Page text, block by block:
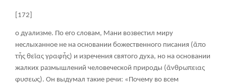
[172]
о дуализме. По его словам, Мани возвестил миру
неслыханное не на основании божественного писания (ἄπο
τἦς θεῖας γραφἦς) и изречения святого духа, но на основании
жалких размышлений человеческой природы (ἄνθρωπειας
φυσεως). Он выдумал такие речи: «Почему во всем